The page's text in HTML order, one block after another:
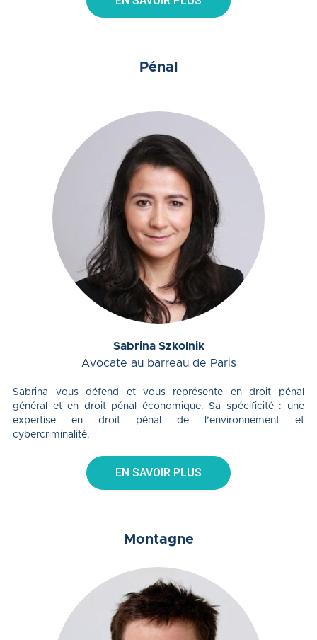
Pénal
Sabrina Szkolnik
Avocate au barreau de Paris
Sabrina vous défend et vous représente en droit pénal
général et en droit pénal économique. Sa spécificité : une
expertise en droit pénal de l’environnement et
cybercriminalité.
EN SAVOIR PLUS
Montagne